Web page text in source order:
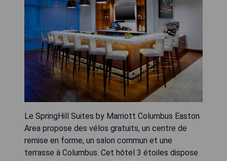
Le SpringHill Suites by Marriott Columbus Easton
Area propose des vélos gratuits, un centre de
remise en forme, un salon commun et une
terrasse à Columbus. Cet hôtel 3 étoiles dispose